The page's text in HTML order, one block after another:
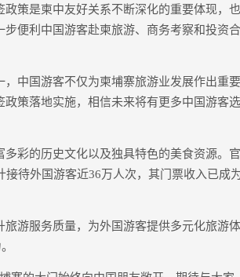
策是柬中友好关系不断深化的重要体现，也
便利中国游客赴柬旅游、商务考察和投资合
中国游客不仅为柬埔寨旅游业发展作出重要
策落地实施，相信未来将有更多中国游客选
彩的历史文化以及独具特色的美食资源。官
待外国游客近36万人次，其门票收入已成
游服务质量，为外国游客提供多元化旅游体